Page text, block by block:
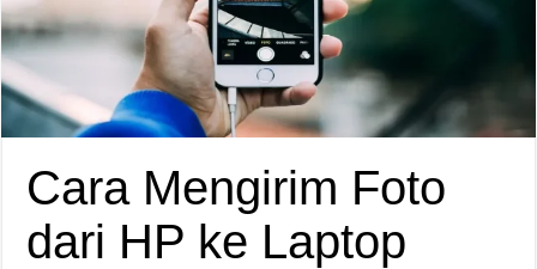
Cara Mengirim Foto
dari HP ke Laptop